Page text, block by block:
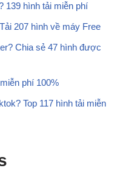
139 hình tải miễn phí
207 hình về máy Free
Chia sẻ 47 hình được
phí 100%
Top 117 hình tải miễn